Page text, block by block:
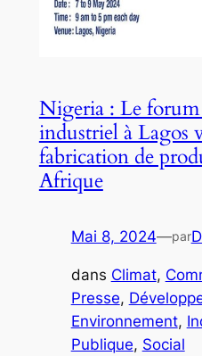
Nigeria : Le forum
industriel à Lagos
fabrication de
Afrique
Mai 8, 2024—par
dans Climat,
Presse,
Environnement,
Publique, Social